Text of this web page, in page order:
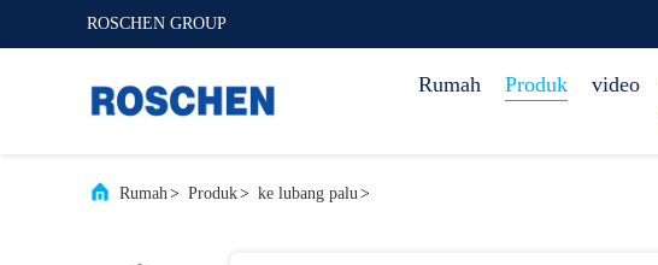
ROSCHEN GROUP
Rumah Produk video
Rumah> Produk> ke lubang palu>